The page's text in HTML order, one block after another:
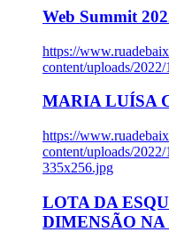
Web Summit
https://
content/uploads/
MARIA LUÍSA
https://
content/uploads/
335x256.jpg
LOTA DA
DIMENSÃO